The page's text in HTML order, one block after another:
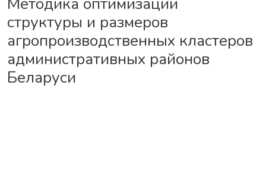
структуры и размеров
агропроизводственных кластеров
административных районов
Беларуси